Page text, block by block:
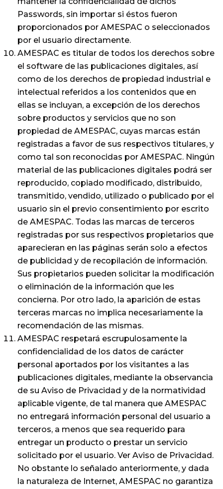
Passwords, sin importar si éstos fueron
proporcionados por AMESPAC o seleccionados
por el usuario directamente.
AMESPAC es titular de todos los derechos sobre
el software de las publicaciones digitales, así
como de los derechos de propiedad industrial e
intelectual referidos a los contenidos que en
ellas se incluyan, a excepción de los derechos
sobre productos y servicios que no son
propiedad de AMESPAC, cuyas marcas están
registradas a favor de sus respectivos titulares, y
como tal son reconocidas por AMESPAC. Ningún
material de las publicaciones digitales podrá ser
reproducido, copiado modificado, distribuido,
transmitido, vendido, utilizado o publicado por el
usuario sin el previo consentimiento por escrito
de AMESPAC. Todas las marcas de terceros
registradas por sus respectivos propietarios que
aparecieran en las páginas serán solo a efectos
de publicidad y de recopilación de información.
Sus propietarios pueden solicitar la modificación
o eliminación de la información que les
concierna. Por otro lado, la aparición de estas
terceras marcas no implica necesariamente la
recomendación de las mismas.
AMESPAC respetará escrupulosamente la
confidencialidad de los datos de carácter
personal aportados por los visitantes a las
publicaciones digitales, mediante la observancia
de su Aviso de Privacidad y de la normatividad
aplicable vigente, de tal manera que AMESPAC
no entregará información personal del usuario a
terceros, a menos que sea requerido para
entregar un producto o prestar un servicio
solicitado por el usuario. Ver Aviso de Privacidad.
No obstante lo señalado anteriormente, y dada
la naturaleza de Internet, AMESPAC no garantiza